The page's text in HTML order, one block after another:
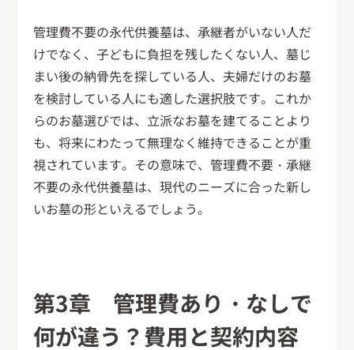
管理費不要の永代供養墓は、承継者がいない人だ
けでなく、子どもに負担を残したくない人、墓じ
まい後の納骨先を探している人、夫婦だけのお墓
を検討している人にも適した選択肢です。これか
らのお墓選びでは、立派なお墓を建てることより
も、将来にわたって無理なく維持できることが重
視されています。その意味で、管理費不要・承継
不要の永代供養墓は、現代のニーズに合った新し
いお墓の形といえるでしょう。
第3章 管理費あり・なしで
何が違う？費用と契約内容